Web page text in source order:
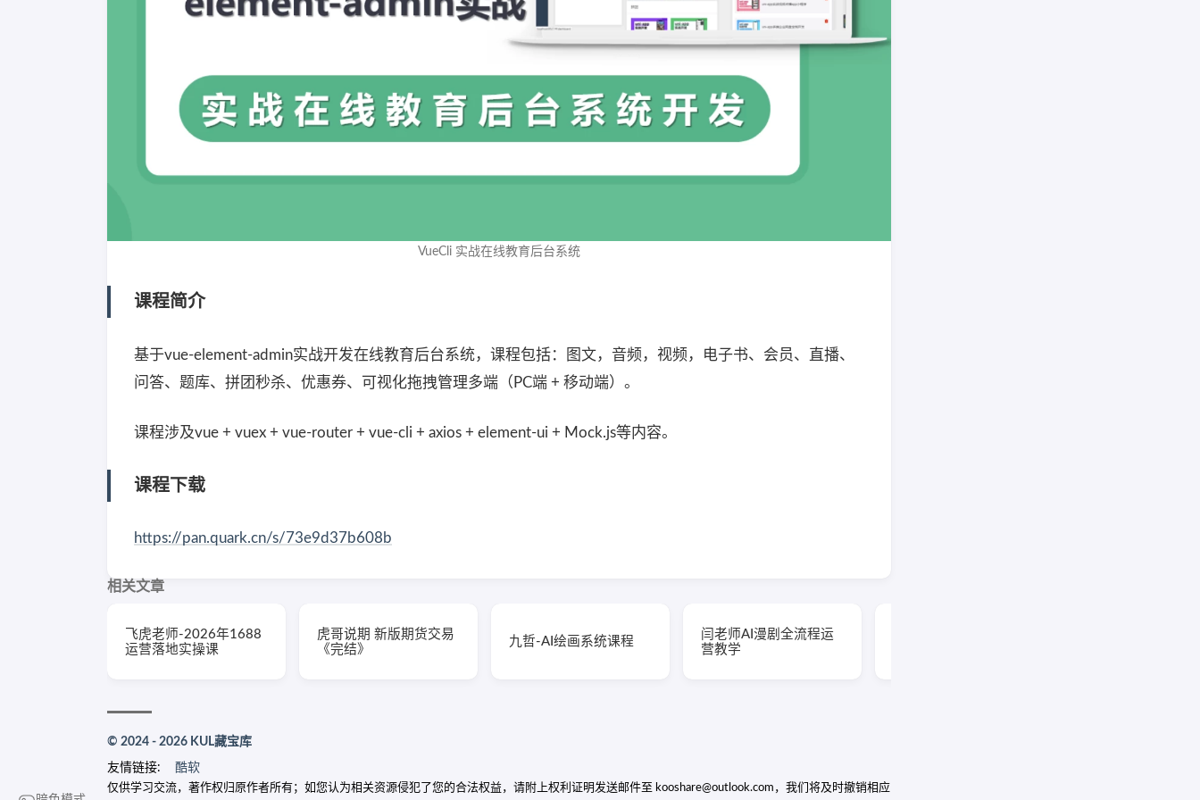
VueCli 实战在线教育后台系统
课程简介
基于vue-element-admin实战开发在线教育后台系统，课程包括：图文，音频，视频，电子书、会员、直播、
问答、题库、拼团秒杀、优惠券、可视化拖拽管理多端（PC端 + 移动端）。
课程涉及vue + vuex + vue-router + vue-cli + axios + element-ui + Mock.js等内容。
课程下载
https://pan.quark.cn/s/73e9d37b608b
相关文章
飞虎老师-2026年1688
运营落地实操课
虎哥说期 新版期货交易
《完结》
九哲-AI绘画系统课程
闫老师AI漫剧全流程运
营教学
© 2024 - 2026 KUL藏宝库
友情链接: 酷软
仅供学习交流，著作权归原作者所有；如您认为相关资源侵犯了您的合法权益，请附上权利证明发送邮件至 kooshare@outlook.com，我们将及时撤销相应